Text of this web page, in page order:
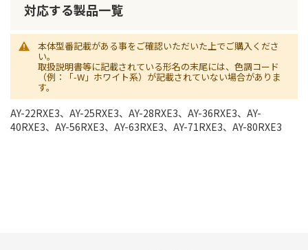
対応する製品一覧
本体型番記載がある事をご確認いただいた上でご購入くださ
い。
取扱説明書等に記載されている形名の末尾には、色調コード
（例：「-W」ホワイト系）が記載されていない場合がありま
す。
AY-22RXE3、AY-25RXE3、AY-28RXE3、AY-36RXE3、AY-
40RXE3、AY-56RXE3、AY-63RXE3、AY-71RXE3、AY-80RXE3